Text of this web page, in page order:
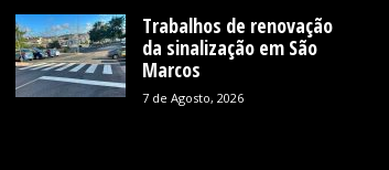
Trabalhos de renovação
da sinalização em São
Marcos
7 de Agosto, 2026